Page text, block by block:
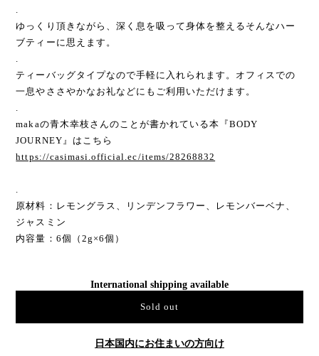
ゆっくり頂きながら、深く息を吸って身体を整えるそんなハー
ブティーに思えます。
ティーバッグタイプなので手軽に入れられます。オフィスでの
一息やささやかなお礼などにもご利用いただけます。
makaの青木幸枝さんのことが書かれている本『BODY
JOURNEY』はこちら
https://casimasi.official.ec/items/28268832
原材料：レモングラス、リンデンフラワー、レモンバーベナ、
ジャスミン
内容量：6個（2g×6個）
International shipping available
Sold out
日本国内にお住まいの方向け